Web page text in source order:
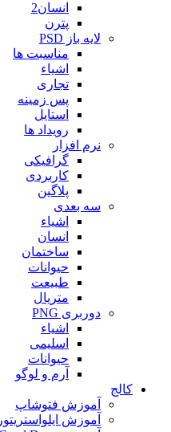
انسان2
پترن
لایه باز PSD
مناسبت ها
اشیاء
تجاری
پس زمینه
استایل
رویداد ها
نرم افزار
گرافیکی
کاربردی
پلاگین
سه بعدی
اشیاء
انسان
ساختمان
حیوانات
طبیعت
متریال
دوربری PNG
اشیاء
اسلیمی
حیوانات
آرم و لوگو
کالج
آموزش فتوشاپ
آموزش ایلواستریتور